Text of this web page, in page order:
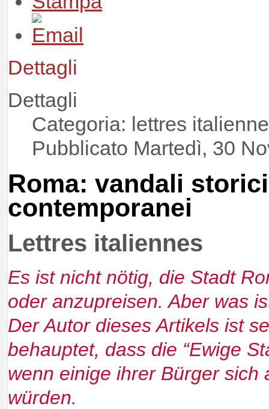
Dettagli
Dettagli
Categoria: lettres
Pubblicato Martedì, 30
Roma: vandali
contemporanei
Lettres italiennes
Es ist nicht nötig, die Stadt
oder anzupreisen. Aber was
Der Autor dieses Artikels ist
behauptet, dass die “Ewige
wenn einige ihrer Bürger sich
würden.